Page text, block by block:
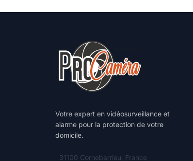
Votre expert en vidéosurveillance et
alarme pour la protection de votre
domicile.
31100 Cornebarrieu, France